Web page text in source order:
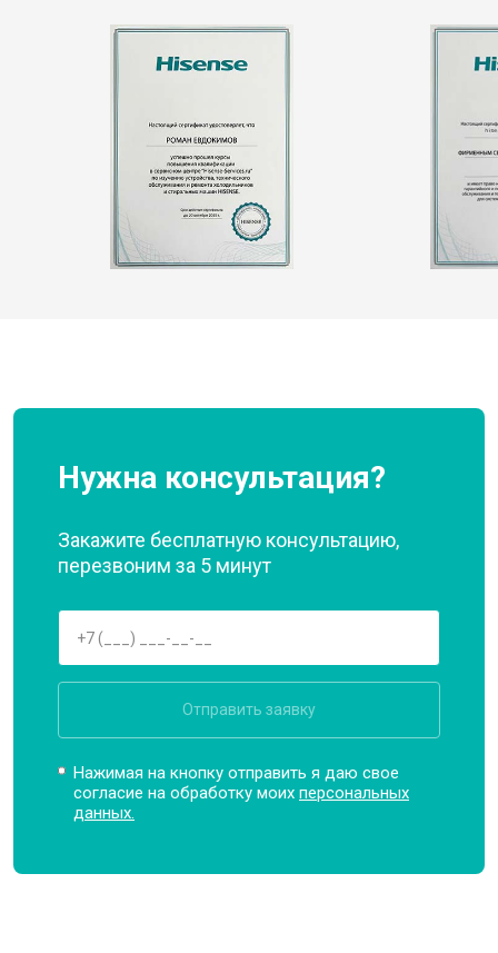
Нужна консультация?
Закажите бесплатную консультацию,
перезвоним за 5 минут
Отправить заявку
Нажимая на кнопку отправить я даю свое
согласие на обработку моихперсональных
данных.